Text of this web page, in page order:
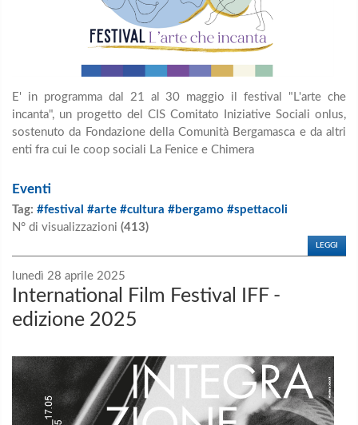
E' in programma dal 21 al 30 maggio il festival "L'arte che
incanta", un progetto del CIS Comitato Iniziative Sociali onlus,
sostenuto da Fondazione della Comunità Bergamasca e da altri
enti fra cui le coop sociali La Fenice e Chimera
Eventi
Tag: #festival #arte #cultura #bergamo #spettacoli
N° di visualizzazioni (413)
LEGGI
lunedì 28 aprile 2025
International Film Festival IFF -
edizione 2025